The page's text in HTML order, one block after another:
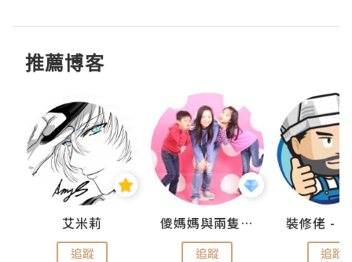
推薦博客
艾米莉
追蹤
儍媽媽與兩隻小魔怪之家
追蹤 追蹤